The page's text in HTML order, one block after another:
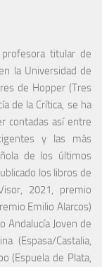
titular de
la Universidad de
de Hopper (Tres
de la Crítica, se ha
contadas así entre
y las más
de los últimos
los libros de
2021, premio
Emilio Alarcos)
Andalucía Joven de
(Espasa/Castalia,
(Espuela de Plata,